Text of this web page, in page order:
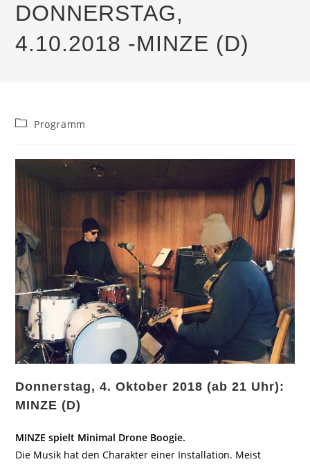
DONNERSTAG,
4.10.2018 -MINZE (D)
Beitrags-
Programm
Donnerstag, 4. Oktober 2018 (ab 21 Uhr):
MINZE (D)
MINZE spielt Minimal Drone Boogie.
Die Musik hat den Charakter einer Installation. Meist